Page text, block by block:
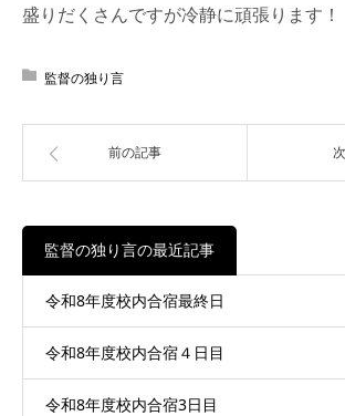
盛りだくさんですが冷静に頑張ります！
監督の独り言
前の記事
監督の独り言の最近記事
令和8年度校内合宿最終日
令和8年度校内合宿４日目
令和8年度校内合宿3日目